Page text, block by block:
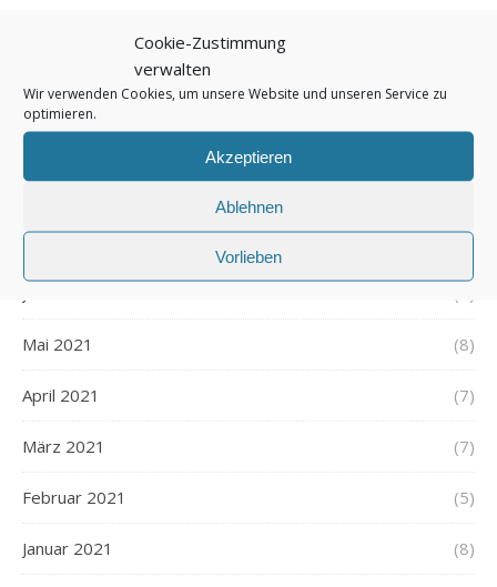
Cookie-Zustimmung
verwalten
Wir verwenden Cookies, um unsere Website und unseren Service zu
optimieren.
Akzeptieren
Ablehnen
Vorlieben
November 2021
Oktober 2021
September 2021 (7)
Juli 2021 (7)
Mai 2021 (8)
April 2021 (7)
März 2021 (7)
Februar 2021 (5)
Januar 2021 (8)